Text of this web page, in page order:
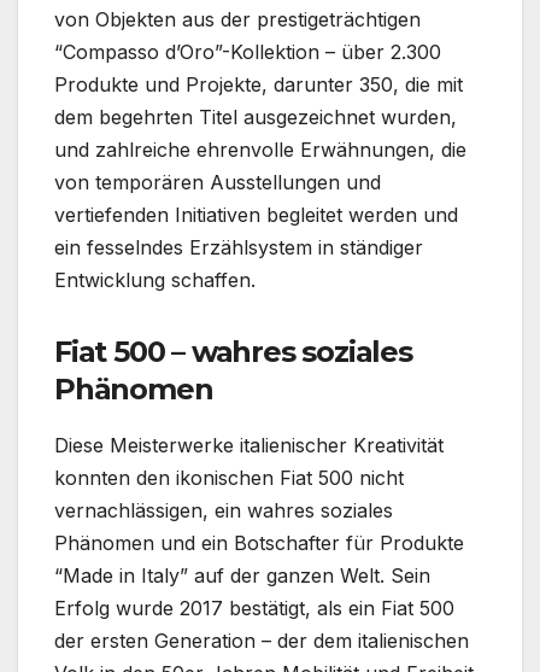
von Objekten aus der prestigeträchtigen
“Compasso d’Oro”-Kollektion – über 2.300
Produkte und Projekte, darunter 350, die mit
dem begehrten Titel ausgezeichnet wurden,
und zahlreiche ehrenvolle Erwähnungen, die
von temporären Ausstellungen und
vertiefenden Initiativen begleitet werden und
ein fesselndes Erzählsystem in ständiger
Entwicklung schaffen.
Fiat 500 – wahres soziales
Phänomen
Diese Meisterwerke italienischer Kreativität
konnten den ikonischen Fiat 500 nicht
vernachlässigen, ein wahres soziales
Phänomen und ein Botschafter für Produkte
“Made in Italy” auf der ganzen Welt. Sein
Erfolg wurde 2017 bestätigt, als ein Fiat 500
der ersten Generation – der dem italienischen